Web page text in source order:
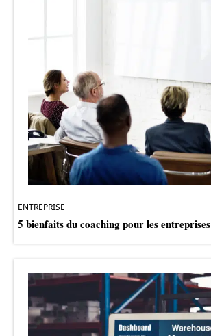
ENTREPRISE
5 bienfaits du coaching pour les entreprises